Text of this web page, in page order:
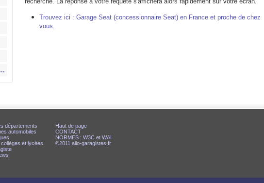
Trouvez ici : Garage Seat (concessionnaire Seat) en France et proche de chez
vous.
départements
automobiles
collèges et lycées
Haut de page
CONTACT
NORMES : W3C et WAI
©2011 allo-garagistes.fr